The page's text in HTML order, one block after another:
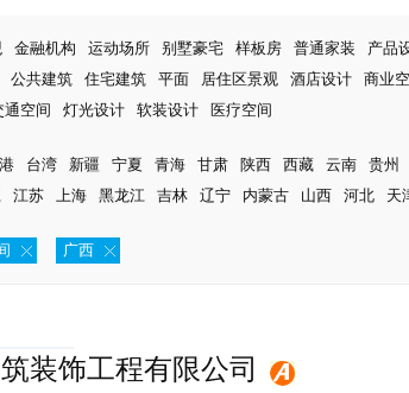
金融机构 运动场所 别墅豪宅 样板房 普通家装 产品
公共建筑 住宅建筑 平面 居住区景观 酒店设计 商业
通空间 灯光设计 软装设计 医疗空间
台湾 新疆 宁夏 青海 甘肃 陕西 西藏 云南 贵州
江苏 上海 黑龙江 吉林 辽宁 内蒙古 山西 河北 天
广西
装饰工程有限公司